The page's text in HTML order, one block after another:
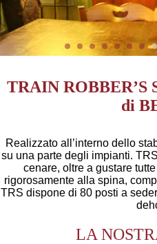
TRAIN ROBBER’S
di
Realizzato all’interno dello
su una parte degli impianti.
cenare, oltre a gustare
rigorosamente alla spina,
TRS dispone di 80 posti a
LA